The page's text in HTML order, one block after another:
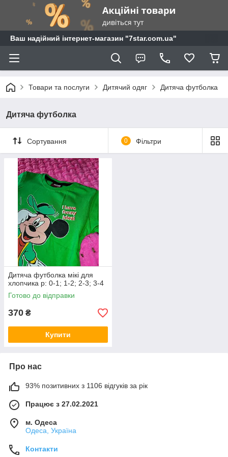
Ваш надійний інтернет-магазин "7star.com.ua"
Товари та послуги Дитячий одяг Дитяча футболка
Дитяча футболка
Сортування 0 Фільтри
Дитяча футболка мікі для
хлопчика р: 0-1; 1-2; 2-3; 3-4
Готово до відправки
370 ₴
Купити
Про нас
93% позитивних з 1106 відгуків за рік
Працює з 27.02.2021
м. Одеса
Одеса, Україна
Контакти